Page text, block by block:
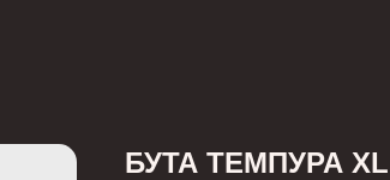
БУТА ТЕМПУРА XL